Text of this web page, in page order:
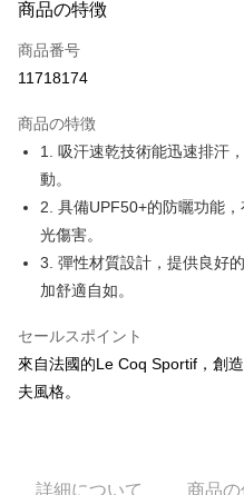
LINE Pay
Apple Pay
Easy Wallet
OP Pay Later
説明
【OP Pay Later 使用説明】
1. 本サービスは台湾大哥大によっ
加の申請なしで即時に利用可能です
2. 支払い方法で「OP Pay Later」
3. 実際の承認額、分割回数および
を基準とします。
4. 注文成立後30分以内に確認取引
AFTEE代金後払い
説明
一、 AFTEE代金後払いについて
ウが表示されます。
2.SMSで認証してお支払い手続を
3.注文するときのお支払いは不要
す。
配送方法
全家取貨付款
商品の特徴
商品番号
11718174
商品の特徴
1. 吸汗速乾技術能迅速排汗
動。
2. 具備UPF50+的防曬功能
光傷害。
3. 彈性材質設計，提供良好
加舒適自如。
セールスポイント
來自法國的Le Coq Sportif，創
夫風格。
詳細について 商品の